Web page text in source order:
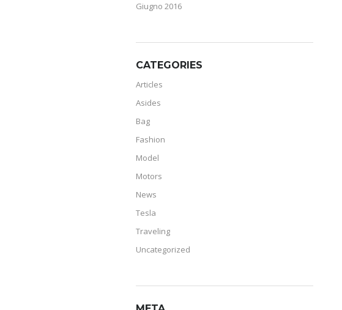
Giugno 2016
CATEGORIES
Articles
Asides
Bag
Fashion
Model
Motors
News
Tesla
Traveling
Uncategorized